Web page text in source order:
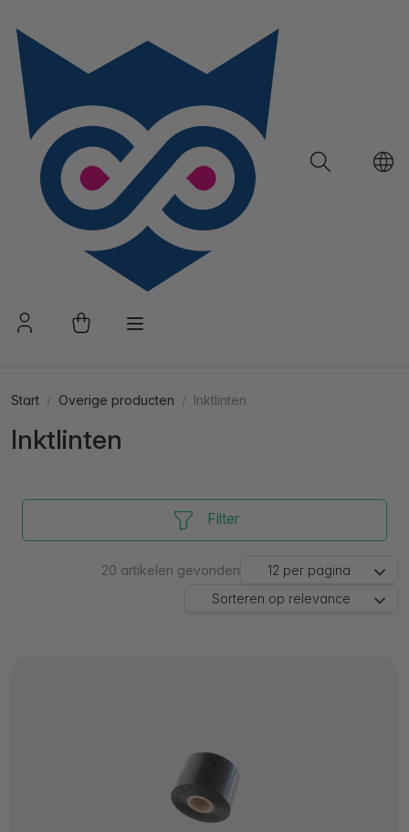
Start Overige producten Inktlinten
Inktlinten
Filter
20 artikelen gevonden 12 per pagina
Sorteren op relevance